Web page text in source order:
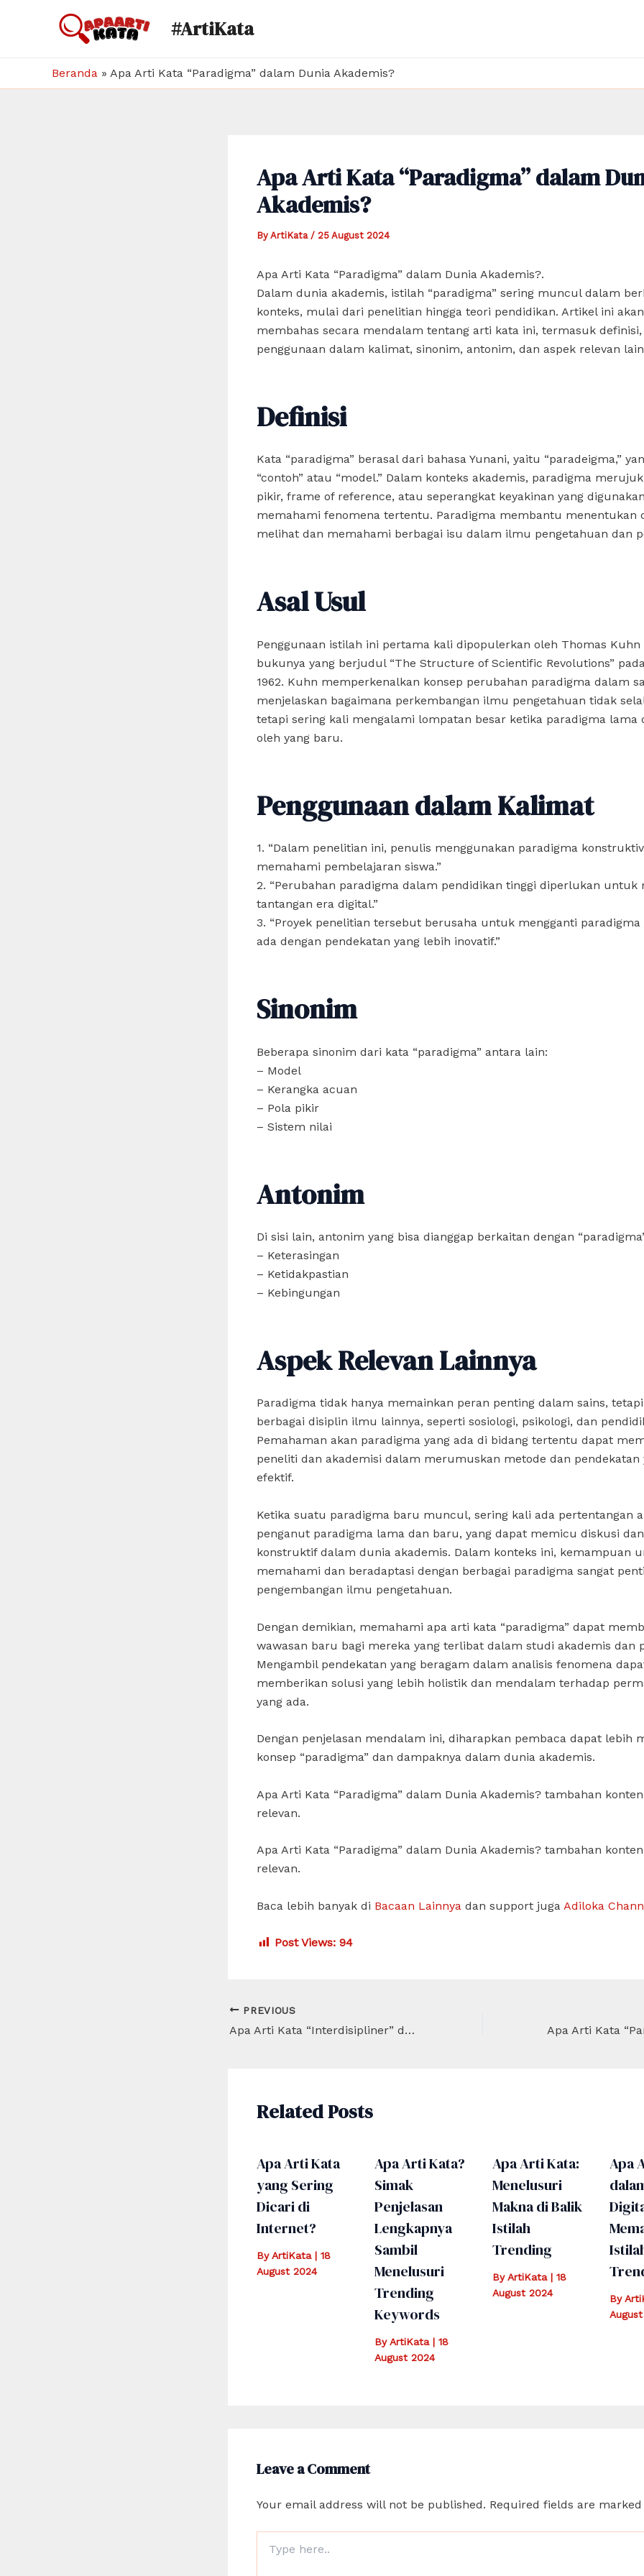
#ArtiKata
Beranda » Apa Arti Kata “Paradigma” dalam Dunia Akademis?
Apa Arti Kata “Paradigma” dalam
Akademis?
By ArtiKata / 25 August 2024
Apa Arti Kata “Paradigma” dalam Dunia Akademis?.
Dalam dunia akademis, istilah “paradigma” sering muncul dalam
konteks, mulai dari penelitian hingga teori pendidikan. Artikel ini akan
membahas secara mendalam tentang arti kata ini, termasuk
penggunaan dalam kalimat, sinonim, antonim, dan aspek relevan
Definisi
Kata “paradigma” berasal dari bahasa Yunani, yaitu “paradeigma,”
“contoh” atau “model.” Dalam konteks akademis, paradigma
pikir, frame of reference, atau seperangkat keyakinan yang
memahami fenomena tertentu. Paradigma membantu menentukan
melihat dan memahami berbagai isu dalam ilmu pengetahuan dan
Asal Usul
Penggunaan istilah ini pertama kali dipopulerkan oleh Thomas Kuhn
bukunya yang berjudul “The Structure of Scientific Revolutions”
1962. Kuhn memperkenalkan konsep perubahan paradigma dalam
menjelaskan bagaimana perkembangan ilmu pengetahuan tidak
tetapi sering kali mengalami lompatan besar ketika paradigma lama
oleh yang baru.
Penggunaan dalam Kalimat
1. “Dalam penelitian ini, penulis menggunakan paradigma
memahami pembelajaran siswa.”
2. “Perubahan paradigma dalam pendidikan tinggi diperlukan untuk
tantangan era digital.”
3. “Proyek penelitian tersebut berusaha untuk mengganti paradigma
ada dengan pendekatan yang lebih inovatif.”
Sinonim
Beberapa sinonim dari kata “paradigma” antara lain:
– Model
– Kerangka acuan
– Pola pikir
– Sistem nilai
Antonim
Di sisi lain, antonim yang bisa dianggap berkaitan dengan
– Keterasingan
– Ketidakpastian
– Kebingungan
Aspek Relevan Lainnya
Paradigma tidak hanya memainkan peran penting dalam sains,
berbagai disiplin ilmu lainnya, seperti sosiologi, psikologi, dan
Pemahaman akan paradigma yang ada di bidang tertentu dapat
peneliti dan akademisi dalam merumuskan metode dan pendekatan
efektif.
Ketika suatu paradigma baru muncul, sering kali ada pertentangan
penganut paradigma lama dan baru, yang dapat memicu diskusi
konstruktif dalam dunia akademis. Dalam konteks ini, kemampuan
memahami dan beradaptasi dengan berbagai paradigma sangat
pengembangan ilmu pengetahuan.
Dengan demikian, memahami apa arti kata “paradigma” dapat
wawasan baru bagi mereka yang terlibat dalam studi akademis dan
Mengambil pendekatan yang beragam dalam analisis fenomena
memberikan solusi yang lebih holistik dan mendalam terhadap
yang ada.
Dengan penjelasan mendalam ini, diharapkan pembaca dapat lebih
konsep “paradigma” dan dampaknya dalam dunia akademis.
Apa Arti Kata “Paradigma” dalam Dunia Akademis? tambahan
relevan.
Apa Arti Kata “Paradigma” dalam Dunia Akademis? tambahan
relevan.
Baca lebih banyak di Bacaan Lainnya dan support juga Adiloka
Post Views: 94
Post
navigation
PREVIOUS
Apa Arti Kata “Interdisipliner” dalam Dunia Akademis?
Related Posts
Apa Arti Kata
yang Sering
Dicari di
Internet?
ByArtiKata | 18
August 2024
Apa Arti Kata?
Simak
Penjelasan
Lengkapnya
Sambil
Menelusuri
Trending
Keywords
ByArtiKata | 18
August 2024
Apa Arti Kata:
Menelusuri
Makna di Balik
Istilah
Trending
ByArtiKata | 18
August 2024
Apa
By
Leave a Comment
Your email address will not be published. Required fields are marked
here..